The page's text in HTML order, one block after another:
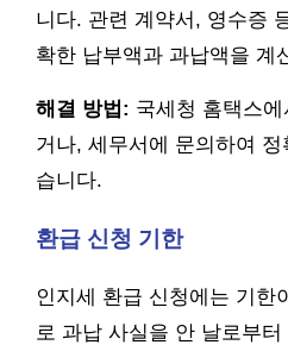
니다. 관련 계약서, 영수증
확한 납부액과 과납액을 계
해결 방법: 국세청 홈택스
거나, 세무서에 문의하여
습니다.
환급 신청 기한
인지세 환급 신청에는 기한
로 과납 사실을 안 날로부